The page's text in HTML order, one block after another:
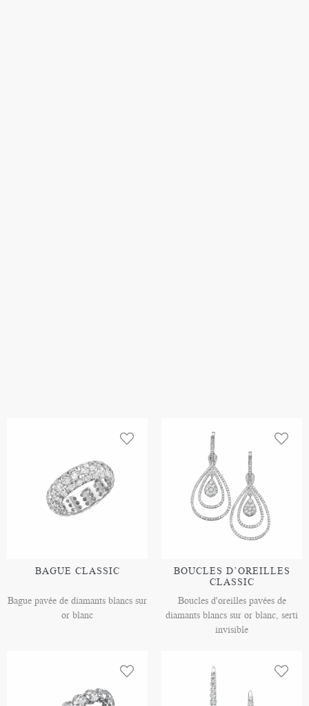
BAGUE CLASSIC
Bague pavée de diamants blancs sur
or blanc
BOUCLES D’OREILLES
CLASSIC
Boucles d'oreilles pavées de
diamants blancs sur or blanc, serti
invisible